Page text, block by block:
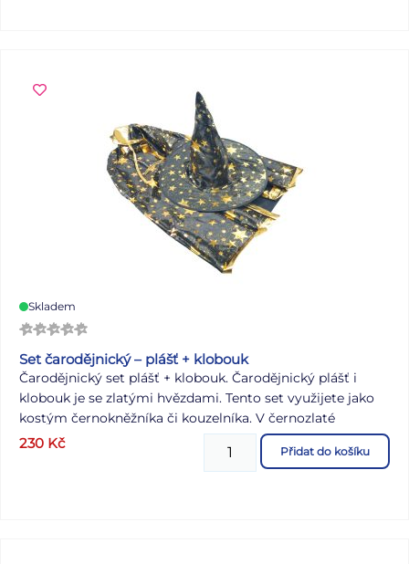
Skladem
Set čarodějnický – plášť + klobouk
Čarodějnický set plášť + klobouk. Čarodějnický plášť i
klobouk je se zlatými hvězdami. Tento set využijete jako
kostým černokněžníka či kouzelníka. V černozlaté
kombinaci barev budete nepřehlédnutelní. Je z lehké látky
a váže se pomocí šňůrek. BALENÍ OBSAHUJE: - plášť -
230 Kč Přidat do košíku